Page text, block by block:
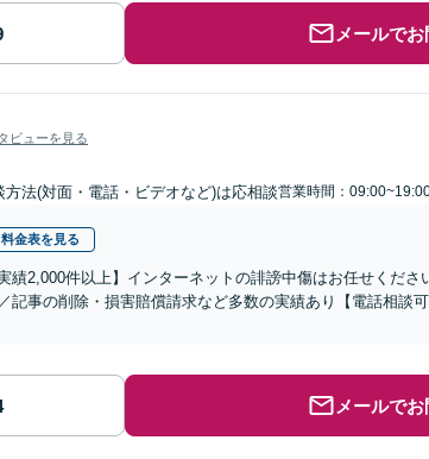
メールで
ビューを見る
方法(対面・電話・ビデオなど)は応相談営業時間：09:00~19:00
料金表を見る
績2,000件以上】インターネットの誹謗中傷はお任せくださ
記事の削除・損害賠償請求など多数の実績あり【電話相談
メールで